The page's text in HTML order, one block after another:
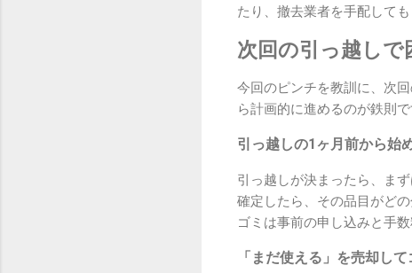
たり、撤去業者を手配して
次回の引っ越し
今回のピンチを教訓に、次
ら計画的に進めるのが鉄則で
引っ越しの1ヶ月前から始
引っ越しが決まったら、ま
確定したら、その品目がど
ゴミは事前の申し込みと手
「まだ使える」を売却し